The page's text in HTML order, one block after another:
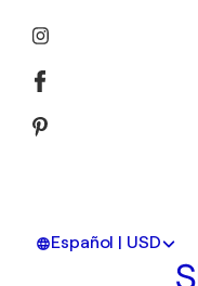
Español | USD